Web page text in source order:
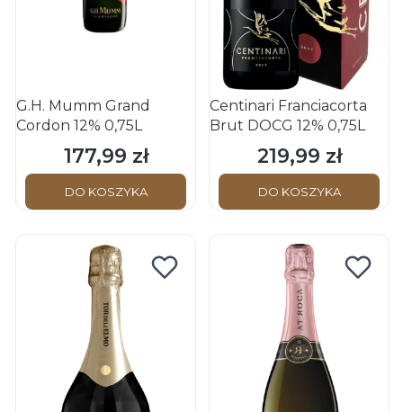
G.H. Mumm Grand
Cordon 12% 0,75L
Cena
177,99 zł
DO KOSZYKA
Centinari Franciacorta
Brut DOCG 12% 0,75L
Cena
219,99 zł
DO KOSZYKA